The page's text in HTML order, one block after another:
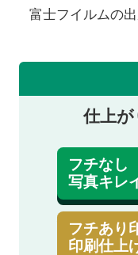
富士フイルムの
仕上
フチなし
写真キレ
フチあり
印刷仕上